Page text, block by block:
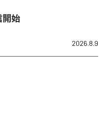
開始
2026.8.9